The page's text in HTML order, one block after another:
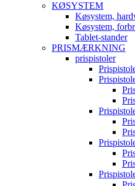
KØSYSTEM
Køsystem,
Køsystem,
Tablet-stander
PRISMÆRKNING
prispistoler